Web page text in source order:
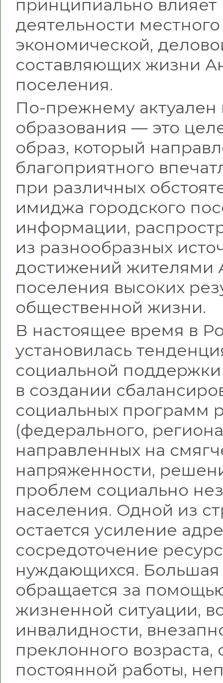
принципиально
деятельности
экономической,
составляющих жизни
поселения.
По-прежнему
образования — это
образ, который
благоприятного
при различных
имиджа городского
информации,
из разнообразных
достижений жителями
поселения высоких
общественной жизни.
В настоящее время в
установилась
социальной
в создании
социальных программ
(федерального,
направленных на
напряженности,
проблем социально
населения. Одной из
остается усиление
сосредоточение
нуждающихся. Большая
обращается за
жизненной ситуации,
инвалидности,
преклонного возраста,
постоянной работы,